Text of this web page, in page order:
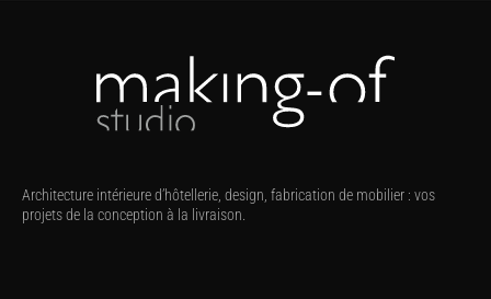
Architecture intérieure d’hôtellerie, design, fabrication de mobilier : vos
projets de la conception à la livraison.